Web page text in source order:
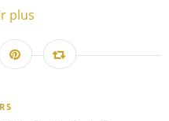
plus